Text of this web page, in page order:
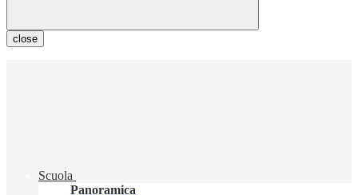
close
Scuola
Panoramica